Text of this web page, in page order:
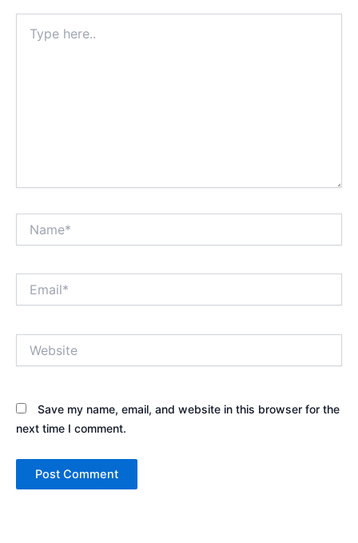
here..
Save my name, email, and website in this browser for the
next time I comment.